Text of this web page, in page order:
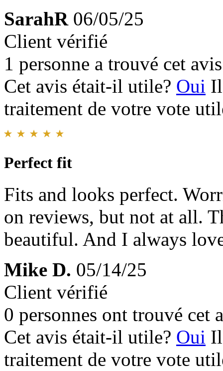
SarahR 06/05/25
Client vérifié
1 personne a trouvé cet
Cet avis était-il utile? Oui
traitement de votre vote
Perfect fit
Fits and looks perfect.
on reviews, but not at all.
beautiful. And I always
Mike D. 05/14/25
Client vérifié
0 personnes ont trouvé cet
Cet avis était-il utile? Oui
traitement de votre vote